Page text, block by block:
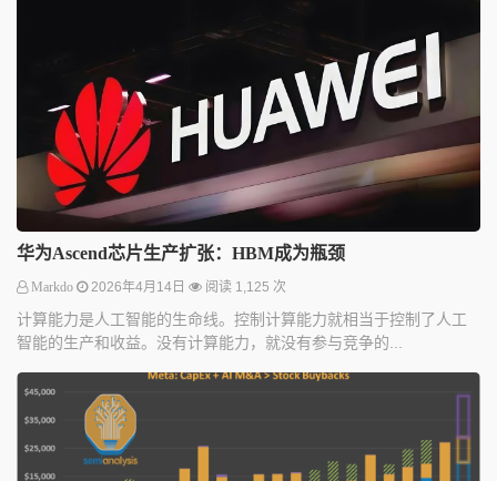
华为Ascend芯片生产扩张：HBM成为瓶颈
Markdo 2026年4月14日 阅读 1,125 次
计算能力是人工智能的生命线。控制计算能力就相当于控制了人工
智能的生产和收益。没有计算能力，就没有参与竞争的...